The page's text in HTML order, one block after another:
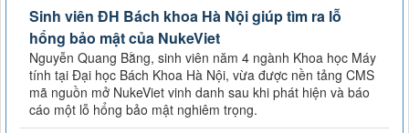
Sinh viên ĐH Bách khoa Hà Nội giúp tìm ra lỗ
hổng bảo mật của NukeViet
Nguyễn Quang Bằng, sinh viên năm 4 ngành Khoa học Máy
tính tại Đại học Bách Khoa Hà Nội, vừa được nền tảng CMS
mã nguồn mở NukeViet vinh danh sau khi phát hiện và báo
cáo một lỗ hổng bảo mật nghiêm trọng.